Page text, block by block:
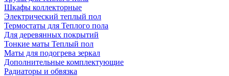
Шкафы коллекторные
Электрический теплый пол
Термостаты для Теплого пола
Для деревянных покрытий
Тонкие маты Теплый пол
Маты для подогрева зеркал
Дополнительные комплектующие
Радиаторы и обвязка